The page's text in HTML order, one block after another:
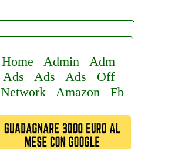
Home Admin
Adm
Ads
Ads Ads
Off
Network
Amazon Fb